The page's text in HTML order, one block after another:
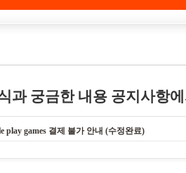
과 궁금한 내용 공지사항
play games 결제 불가 안내 (수정완료)